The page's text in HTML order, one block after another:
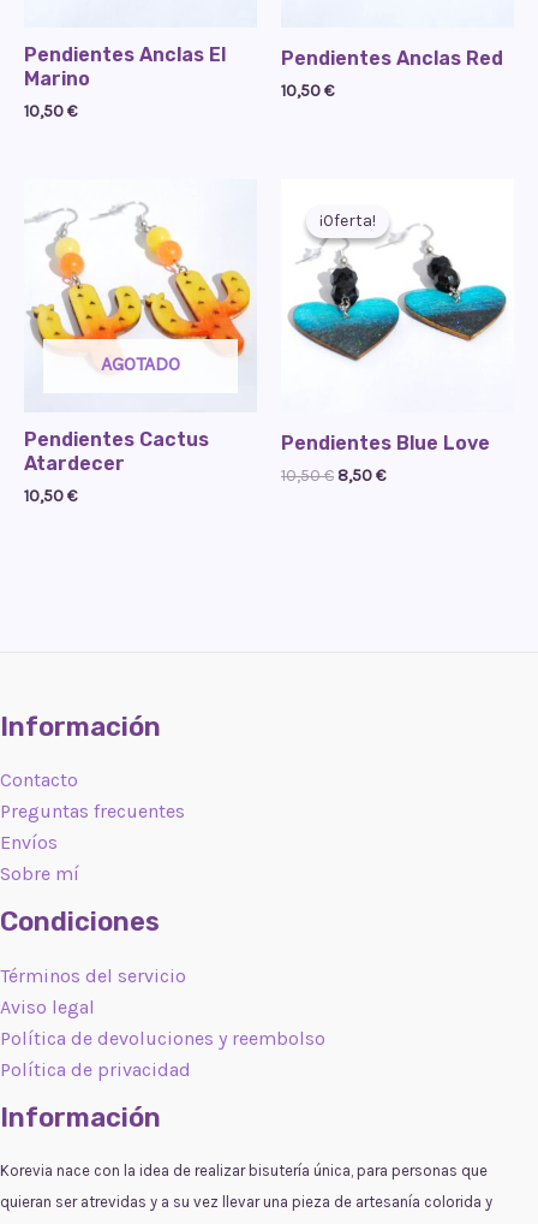
Pendientes Anclas El
Marino
10,50€
Pendientes Anclas Red
10,50€
AGOTADO
Pendientes Cactus
Atardecer
10,50€
¡Oferta!
¡Oferta!
Pendientes Blue Love
10,50€ El
8,50€El
Información
Contacto
Preguntas frecuentes
Envíos
Sobre mí
Condiciones
Términos del servicio
Aviso legal
Política de devoluciones y reembolso
Política de privacidad
Información
Korevia nace con la idea de realizar bisutería única, para personas que
quieran ser atrevidas y a su vez llevar una pieza de artesanía colorida y